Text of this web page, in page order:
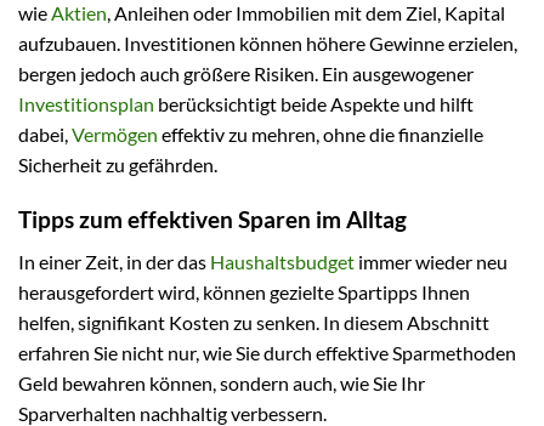
wieAktien, Anleihen oder Immobilien mit dem Ziel, Kapital
aufzubauen. Investitionen können höhere Gewinne erzielen,
bergen jedoch auch größere Risiken. Ein ausgewogener
Investitionsplan berücksichtigt beide Aspekte und hilft
dabei,Vermögen effektiv zu mehren, ohne die finanzielle
Sicherheit zu gefährden.
Tipps zum effektiven Sparen im Alltag
In einer Zeit, in der das Haushaltsbudget immer wieder neu
herausgefordert wird, können gezielte Spartipps Ihnen
helfen, signifikant Kosten zu senken. In diesem Abschnitt
erfahren Sie nicht nur, wie Sie durch effektive Sparmethoden
Geld bewahren können, sondern auch, wie Sie Ihr
Sparverhalten nachhaltig verbessern.